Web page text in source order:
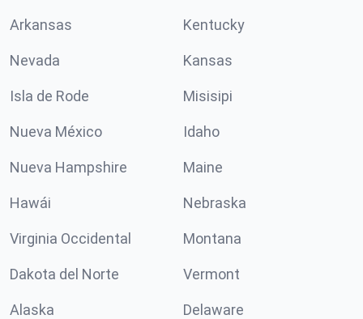
Arkansas Kentucky
Nevada Kansas
Isla de Rode Misisipi
Nueva México Idaho
Nueva Hampshire Maine
Hawái Nebraska
Virginia Occidental Montana
Dakota del Norte Vermont
Alaska Delaware